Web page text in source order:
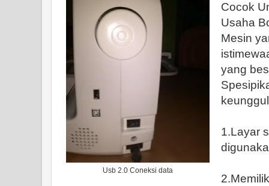
Usb 2.0 Coneksi data
Cocok
Usaha
Mesin
yang
1.Layar